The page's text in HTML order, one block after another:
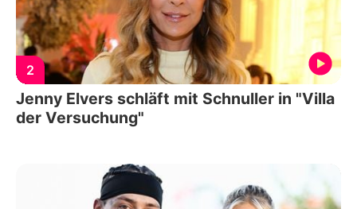
2
Jenny Elvers schläft mit Schnuller in "Villa
der Versuchung"